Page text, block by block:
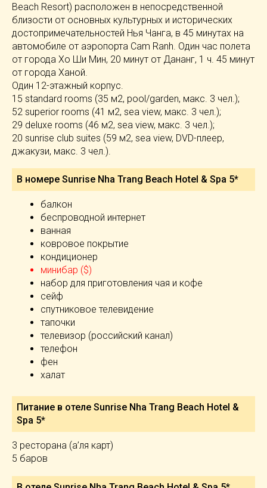
Beach Resort) расположен в непосредственной
близости от основных культурных и исторических
достопримечательностей Нья Чанга, в 45 минутах на
автомобиле от аэропорта Cam Ranh. Один час полета
от города Хо Ши Мин, 20 минут от Дананг, 1 ч. 45 минут
от города Ханой.
Один 12-этажный корпус.
15 standard rooms (35 м2, pool/garden, макс. 3 чел.);
52 superior rooms (41 м2, sea view, макс. 3 чел.);
29 deluxe rooms (46 м2, sea view, макс. 3 чел.);
20 sunrise club suites (59 м2, sea view, DVD-плеер,
джакузи, макс. 3 чел.).
В номере Sunrise Nha Trang Beach Hotel & Spa 5*
балкон
беспроводной интернет
ванная
ковровое покрытие
кондиционер
минибар ($)
набор для приготовления чая и кофе
сейф
спутниковое телевидение
тапочки
телевизор (российский канал)
телефон
фен
халат
Питание в отеле Sunrise Nha Trang Beach Hotel &
Spa 5*
3 ресторана (а’ля карт)
5 баров